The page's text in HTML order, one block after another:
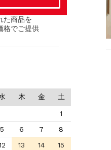
た商品を
格でご提供
木 金 土
1
5 6 7
8
13 14
15